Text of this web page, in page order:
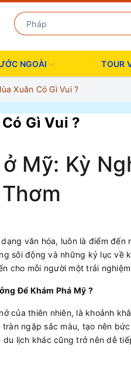
NGOÀI TOUR
Xuân Có Gì Vui ?
Gì Vui ?
Mỹ: Kỳ
văn hóa, luôn là điểm
sôi động và những kỷ lục về
cho mỗi người một trải
Để Khám Phá Mỹ ?
của thiên nhiên, là khoảnh
ngập sắc màu, tạo nên
lịch khác cũng trở nên dễ